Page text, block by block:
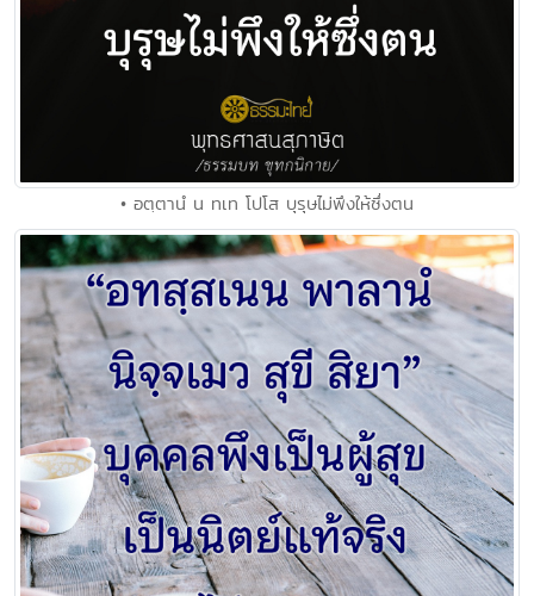
• อตฺตานํ น ทเท โปโส บุรุษไม่พึงให้ซึ่งตน